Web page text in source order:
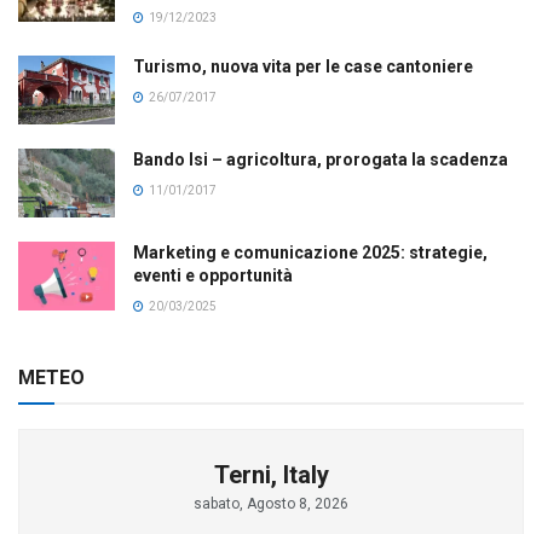
19/12/2023
Turismo, nuova vita per le case cantoniere
26/07/2017
Bando Isi – agricoltura, prorogata la scadenza
11/01/2017
Marketing e comunicazione 2025: strategie,
eventi e opportunità
20/03/2025
METEO
Terni, Italy
sabato, Agosto 8, 2026